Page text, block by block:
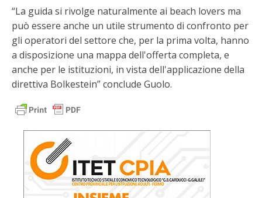
“La guida si rivolge naturalmente ai beach lovers ma
può essere anche un utile strumento di confronto per
gli operatori del settore che, per la prima volta, hanno
a disposizione una mappa dell'offerta completa, e
anche per le istituzioni, in vista dell'applicazione della
direttiva Bolkestein” conclude Guolo.